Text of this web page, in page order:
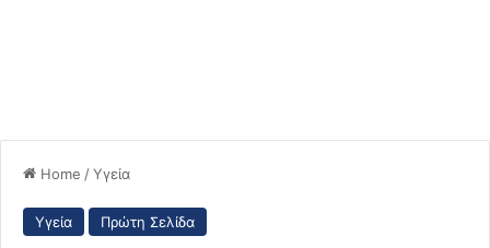
Home /Υγεία
Υγεία Πρώτη Σελίδα